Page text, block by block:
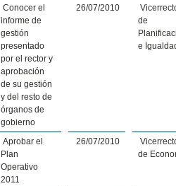
Conocer el
informe de
gestión
presentado
por el rector y
aprobación
de su gestión
y del resto de
órganos de
gobierno
26/07/2010
de
e
Aprobar el
Plan
Operativo
2011
26/07/2010
de